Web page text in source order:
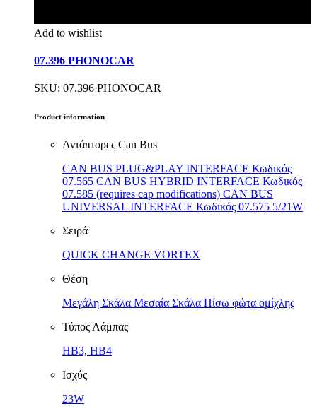
Add to wishlist
07.396 PHONOCAR
SKU: 07.396 PHONOCAR
Product information
Αντάπτορες Can Bus
CAN BUS PLUG&PLAY INTERFACE Κωδικός
07.565 CAN BUS HYBRID INTERFACE Κωδικός
07.585 (requires cap modifications) CAN BUS
UNIVERSAL INTERFACE Κωδικός 07.575 5/21W
Σειρά
QUICK CHANGE VORTEX
Θέση
Μεγάλη Σκάλα Μεσαία Σκάλα Πίσω φώτα ομίχλης
Τύπος Λάμπας
HB3, HB4
Ισχύς
23W